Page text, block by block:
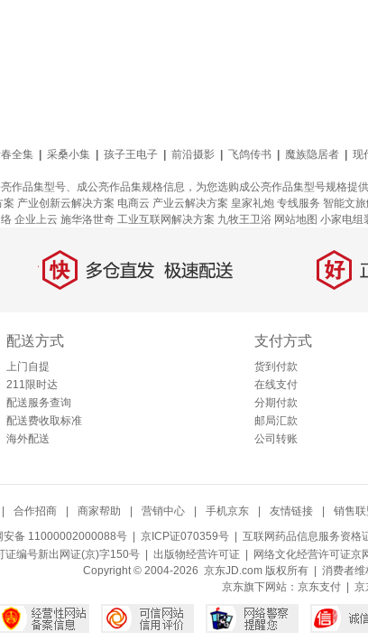
全集 采桑小集 孩子王电子 前沿摄影 飞鸽传书 魔族隐居者 现
作品集型号、成公亮作品集规格信息，为您选购成公亮作品集型号规格提
案 产业创新云解决方案 电商云 产业云解决方案 皇家礼炮 专线服务 智能文
企业上云 施华洛世奇 工业互联网解决方案 九牧王卫浴 网站地图 小家电组
快 多仓直发，极速配送 好 正
配送方式
上门自提
211限时达
配送服务查询
配送费收取标准
海外配送
支付方式
货到付款
在线支付
分期付款
邮局汇款
公司转账
合作招商 商家帮助 营销中心 手机京东 友情链接 销售联
安备 11000002000088号 | 京ICP证070359号 | 互联网药品信息服务资格
证编号新出网证(京)字150号 | 出版物经营许可证| 网络文化经营许可证
Copyright © 2004-2026 京东JD.com 版权所有 | 消费者
京东旗下网站： 京东支付| 京